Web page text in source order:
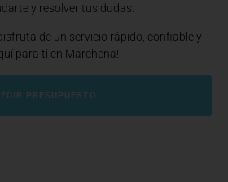
y resolver tus dudas.
de un servicio rápido, confiable y
para ti en Marchena!
PRESUPUESTO